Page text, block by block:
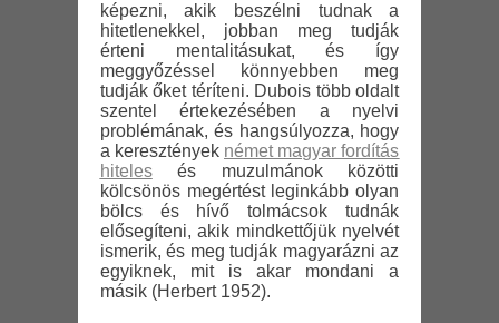
képezni, akik beszélni tudnak a
hitetlenekkel, jobban meg tudják
érteni mentalitásukat, és így
meggyőzéssel könnyebben meg
tudják őket téríteni. Dubois több oldalt
szentel értekezésében a nyelvi
problémának, és hangsúlyozza, hogy
a keresztények német magyar fordítás
hitelesés muzulmánok közötti
kölcsönös megértést leginkább olyan
bölcs és hívő tolmácsok tudnák
elősegíteni, akik mindkettőjük nyelvét
ismerik, és meg tudják magyarázni az
egyiknek, mit is akar mondani a
másik (Herbert 1952).